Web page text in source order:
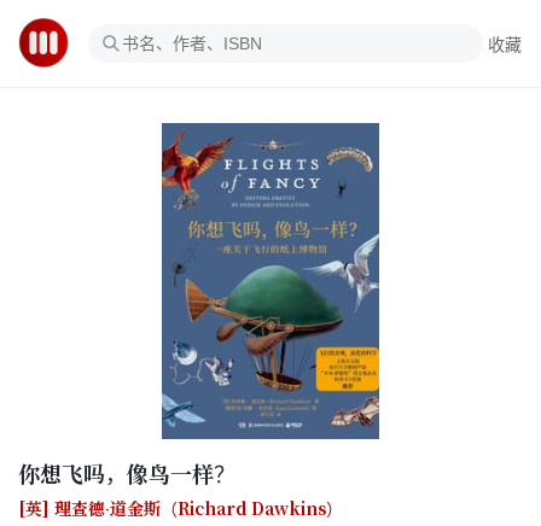
收藏
你想飞吗，像鸟一样？
[英] 理查德·道金斯（Richard Dawkins）